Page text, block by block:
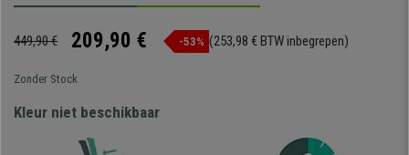
449,90 € 209,90 € -53% (253,98 € BTW inbegrepen)
Zonder Stock
Kleur niet beschikbaar